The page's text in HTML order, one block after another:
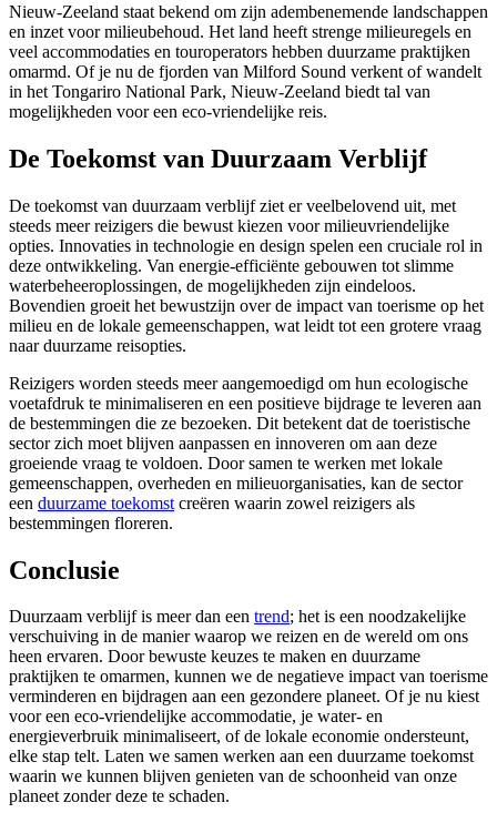
Nieuw-Zeeland staat bekend om zijn adembenemende landschappen
en inzet voor milieubehoud. Het land heeft strenge milieuregels en
veel accommodaties en touroperators hebben duurzame praktijken
omarmd. Of je nu de fjorden van Milford Sound verkent of wandelt
in het Tongariro National Park, Nieuw-Zeeland biedt tal van
mogelijkheden voor een eco-vriendelijke reis.
De Toekomst van Duurzaam Verblijf
De toekomst van duurzaam verblijf ziet er veelbelovend uit, met
steeds meer reizigers die bewust kiezen voor milieuvriendelijke
opties. Innovaties in technologie en design spelen een cruciale rol in
deze ontwikkeling. Van energie-efficiënte gebouwen tot slimme
waterbeheeroplossingen, de mogelijkheden zijn eindeloos.
Bovendien groeit het bewustzijn over de impact van toerisme op het
milieu en de lokale gemeenschappen, wat leidt tot een grotere vraag
naar duurzame reisopties.
Reizigers worden steeds meer aangemoedigd om hun ecologische
voetafdruk te minimaliseren en een positieve bijdrage te leveren aan
de bestemmingen die ze bezoeken. Dit betekent dat de toeristische
sector zich moet blijven aanpassen en innoveren om aan deze
groeiende vraag te voldoen. Door samen te werken met lokale
gemeenschappen, overheden en milieuorganisaties, kan de sector
een duurzame toekomst creëren waarin zowel reizigers als
bestemmingen floreren.
Conclusie
Duurzaam verblijf is meer dan een trend; het is een noodzakelijke
verschuiving in de manier waarop we reizen en de wereld om ons
heen ervaren. Door bewuste keuzes te maken en duurzame
praktijken te omarmen, kunnen we de negatieve impact van toerisme
verminderen en bijdragen aan een gezondere planeet. Of je nu kiest
voor een eco-vriendelijke accommodatie, je water- en
energieverbruik minimaliseert, of de lokale economie ondersteunt,
elke stap telt. Laten we samen werken aan een duurzame toekomst
waarin we kunnen blijven genieten van de schoonheid van onze
planeet zonder deze te schaden.